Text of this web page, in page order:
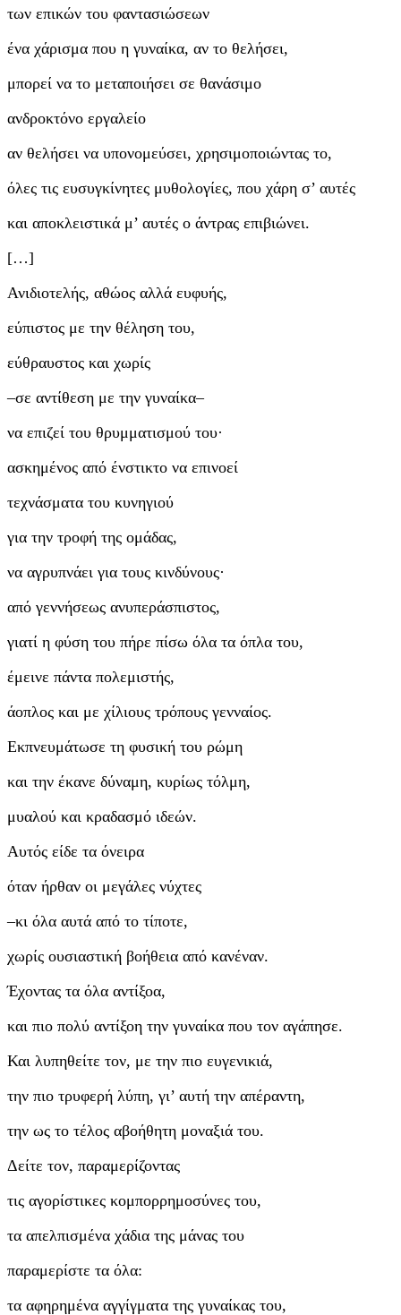
των επικών του φαντασιώσεων ­
ένα χάρισμα που η γυναίκα, αν το θελήσει,
μπορεί να το μεταποιήσει σε θανάσιμο
ανδροκτόνο εργαλείο ­
αν θελήσει να υπονομεύσει, χρησιμοποιώντας το,
όλες τις ευσυγκίνητες μυθολογίες, που χάρη σ’ αυτές
και αποκλειστικά μ’ αυτές ο άντρας επιβιώνει.
[…]
Ανιδιοτελής, αθώος αλλά ευφυής,
εύπιστος με την θέληση του,
εύθραυστος και χωρίς
–σε αντίθεση με την γυναίκα–
να επιζεί του θρυμματισμού του·
ασκημένος από ένστικτο να επινοεί
τεχνάσματα του κυνηγιού
για την τροφή της ομάδας,
να αγρυπνάει για τους κινδύνους·
από γεννήσεως ανυπεράσπιστος,
γιατί η φύση του πήρε πίσω όλα τα όπλα του,
έμεινε πάντα πολεμιστής,
άοπλος και με χίλιους τρόπους γενναίος.
Εκπνευμάτωσε τη φυσική του ρώμη
και την έκανε δύναμη, κυρίως τόλμη,
μυαλού και κραδασμό ιδεών.
Αυτός είδε τα όνειρα
όταν ήρθαν οι μεγάλες νύχτες
–κι όλα αυτά από το τίποτε,
χωρίς ουσιαστική βοήθεια από κανέναν.
Έχοντας τα όλα αντίξοα,
και πιo πολύ αντίξοη την γυναίκα που τον αγάπησε.
Και λυπηθείτε τον, με την πιο ευγενικιά,
την πιο τρυφερή λύπη, γι’ αυτή την απέραντη,
την ως το τέλος αβοήθητη μοναξιά του.
Δείτε τον, παραμερίζοντας
τις αγορίστικες κομπορρημοσύνες του,
τα απελπισμένα χάδια της μάνας του
παραμερίστε τα όλα:
τα αφηρημένα αγγίγματα της γυναίκας του,